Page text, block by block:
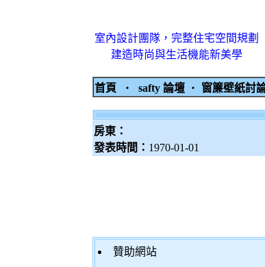
室內設計團隊，完整住宅空間規劃
建造時尚與生活機能新美學
首頁 ‧ safty 論壇 ‧ 窗簾壁紙討
房東：
發表時間： 1970-01-01
贊助網站